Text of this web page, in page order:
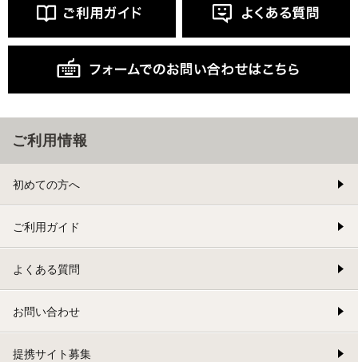
ご利用情報
初めての方へ
ご利用ガイド
よくある質問
お問い合わせ
提携サイト募集